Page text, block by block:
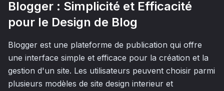
Blogger : Simplicité et Efficacité
pour le Design de Blog
Blogger est une plateforme de publication qui offre
une interface simple et efficace pour la création et la
gestion d'un site. Les utilisateurs peuvent choisir parmi
plusieurs modèles de site design interieur et